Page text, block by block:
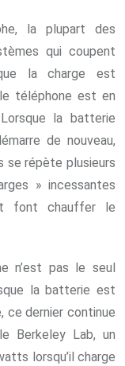
la plupart des
qui coupent
la charge est
téléphone est en
la batterie
de nouveau,
se répète plusieurs
» incessantes
font chauffer le
n’est pas le seul
la batterie est
ce dernier continue
Berkeley Lab, un
lorsqu’il charge